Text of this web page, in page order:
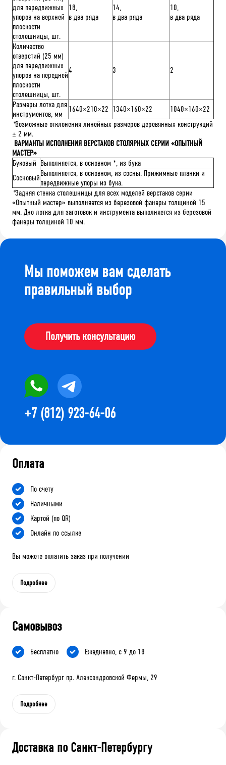
для передвижных
упоров на верхней
плоскости
столешницы, шт.
18,
в два ряда
14,
в два ряда
10,
в два ряда
Количество
отверстий (25 мм)
для передвижных
упоров на передней
плоскости
столешницы, шт.
4 3 2
Размеры лотка для
инструментов, мм
1640×210×22 1340×160×22
1040×160×22
*Возможные отклонения линейных размеров деревянных конструкций
± 2 мм.
ВАРИАНТЫ ИСПОЛНЕНИЯ ВЕРСТАКОВ СТОЛЯРНЫХ СЕРИИ «ОПЫТНЫЙ
МАСТЕР»
Буковый Выполняется, в основном *, из бука
СосновыйВыполняется, в основном, из сосны. Прижимные планки и
передвижные упоры из бука.
*Задняя стенка столешницы для всех моделей верстаков серии
«Опытный мастер» выполняется из березовой фанеры толщиной 15
мм. Дно лотка для заготовок и инструмента выполняется из березовой
фанеры толщиной 10 мм.
Мы поможем вам сделать
правильный выбор
Получить консультацию
+7 (812) 923-64-06
Оплата
По счету
Наличными
Картой (по QR)
Онлайн по ссылке
Вы можете оплатить заказ при получении
Подробнее
Самовывоз
Бесплатно Ежедневно, с 9 до 18
г. Санкт-Петербург пр. Александровской Фермы, 29
Подробнее
Доставка по Санкт-Петербургу